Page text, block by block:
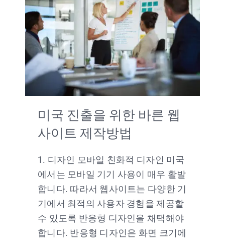
미국 진출을 위한 바른 웹
사이트 제작방법
1. 디자인 모바일 친화적 디자인 미국
에서는 모바일 기기 사용이 매우 활발
합니다. 따라서 웹사이트는 다양한 기
기에서 최적의 사용자 경험을 제공할
수 있도록 반응형 디자인을 채택해야
합니다. 반응형 디자인은 화면 크기에